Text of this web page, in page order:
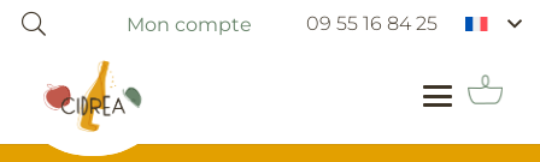
Mon compte 09 55 16 84 25